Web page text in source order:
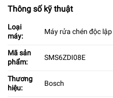
Thông số kỹ thuật
Loại
máy:
Máy rửa chén độc lập
Mã sản
phẩm:
SMS6ZDI08E
Thương
hiệu:
Bosch